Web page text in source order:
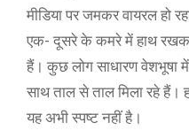
मीडिया पर जमकर वायरल हो
एक- दूसरे के कमरे में हाथ
हैं। कुछ लोग साधारण वेशभूषा में
साथ ताल से ताल मिला रहे हैं।
यह अभी स्पष्ट नहीं है।